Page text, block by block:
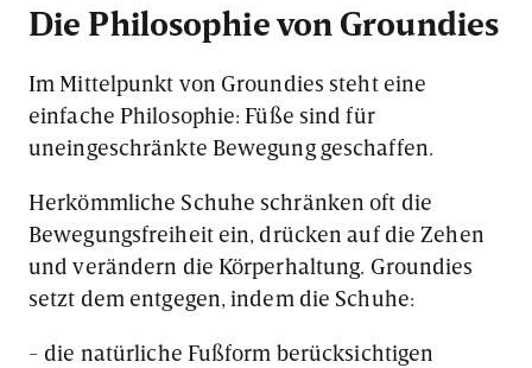
Die Philosophie von Groundies
Im Mittelpunkt von Groundies steht eine
einfache Philosophie: Füße sind für
uneingeschränkte Bewegung geschaffen.
Herkömmliche Schuhe schränken oft die
Bewegungsfreiheit ein, drücken auf die Zehen
und verändern die Körperhaltung. Groundies
setzt dem entgegen, indem die Schuhe:
- die natürliche Fußform berücksichtigen